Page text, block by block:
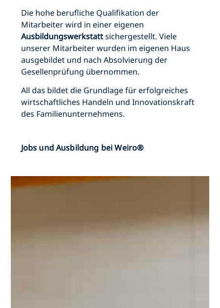
Die hohe berufliche Qualifikation der
Mitarbeiter wird in einer eigenen
Ausbildungswerkstattsichergestellt. Viele
unserer Mitarbeiter wurden im eigenen Haus
ausgebildet und nach Absolvierung der
Gesellenprüfung übernommen.
All das bildet die Grundlage für erfolgreiches
wirtschaftliches Handeln und Innovationskraft
des Familienunternehmens.
Jobs und Ausbildung bei Weiro®